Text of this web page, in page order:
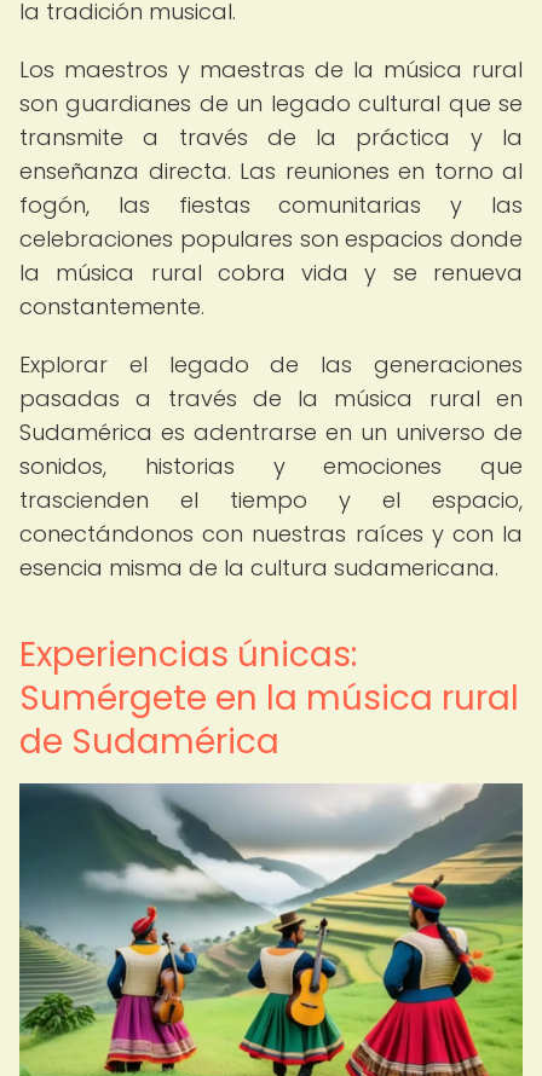
la tradición musical.
Los maestros y maestras de la música rural
son guardianes de un legado cultural que se
transmite a través de la práctica y la
enseñanza directa. Las reuniones en torno al
fogón, las fiestas comunitarias y las
celebraciones populares son espacios donde
la música rural cobra vida y se renueva
constantemente.
Explorar el legado de las generaciones
pasadas a través de la música rural en
Sudamérica es adentrarse en un universo de
sonidos, historias y emociones que
trascienden el tiempo y el espacio,
conectándonos con nuestras raíces y con la
esencia misma de la cultura sudamericana.
Experiencias únicas:
Sumérgete en la música rural
de Sudamérica